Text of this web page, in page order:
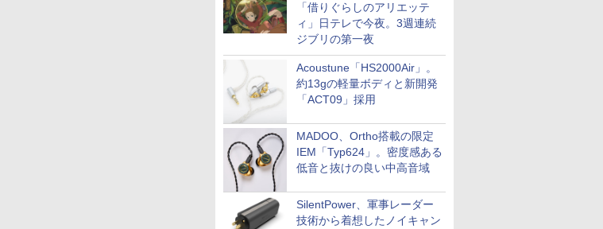
「借りぐらしのアリエッテ
ィ」日テレで今夜。3週連続
ジブリの第一夜
Acoustune「HS2000Air」。
約13gの軽量ボディと新開発
「ACT09」採用
MADOO、Ortho搭載の限定
IEM「Typ624」。密度感ある
低音と抜けの良い中高音域
SilentPower、軍事レーダー
技術から着想したノイキャン